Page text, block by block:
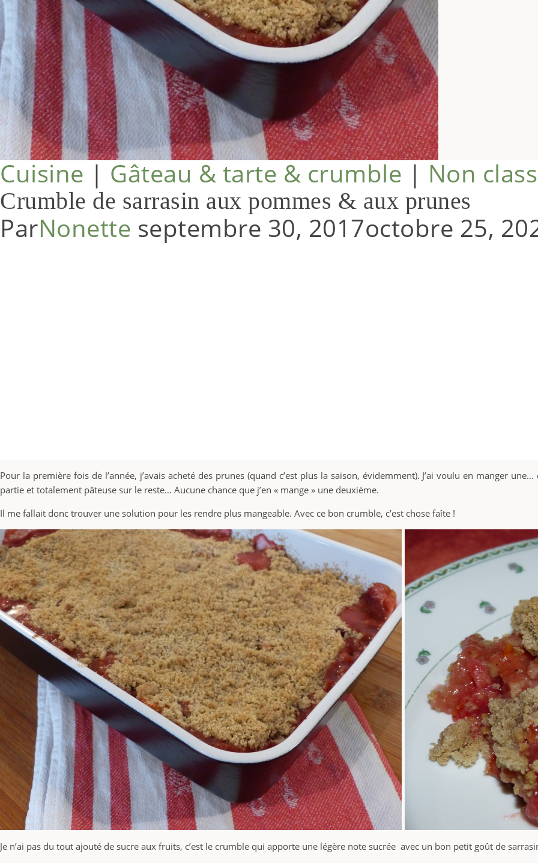
Cuisine | Gâteau & tarte & crumble | Non
Crumble de sarrasin aux pommes & aux prunes
ParNonette septembre 30, 2017octobre 25,
Pour la première fois de l’année, j’avais acheté des prunes (quand c’est plus la saison, évidemment). J’ai voulu en manger
partie et totalement pâteuse sur le reste… Aucune chance que j’en « mange » une deuxième.
Il me fallait donc trouver une solution pour les rendre plus mangeable. Avec ce bon crumble, c’est chose faîte !
Je n’ai pas du tout ajouté de sucre aux fruits, c’est le crumble qui apporte une légère note sucrée avec un bon petit goût de